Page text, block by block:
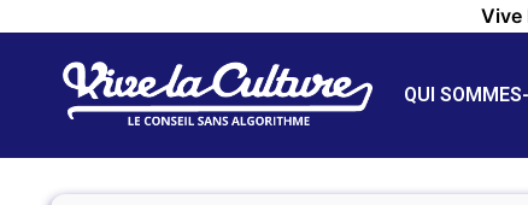
Vive
QUI